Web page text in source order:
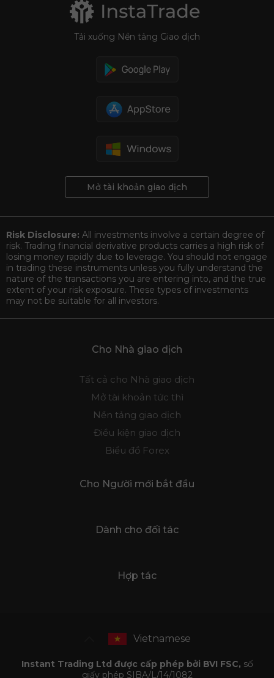
Tải xuống Nền tảng Giao dịch
Mở tài khoản giao dịch
Risk Disclosure: All investments involve a certain degree of
risk. Trading financial derivative products carries a high risk of
losing money rapidly due to leverage. You should not engage
in trading these instruments unless you fully understand the
nature of the transactions you are entering into, and the true
extent of your risk exposure. These types of investments
may not be suitable for all investors.
Cho Nhà giao dịch
Tất cả cho Nhà giao dịch
Mở tài khoản tức thì
Nền tảng giao dịch
Điều kiện giao dịch
Biểu đồ Forex
Cho Người mới bắt đầu
Dành cho đối tác
Hợp tác
Vietnamese
Instant Trading Ltd được cấp phép bởi BVI FSC, số
giấy phép SIBA/L/14/1082